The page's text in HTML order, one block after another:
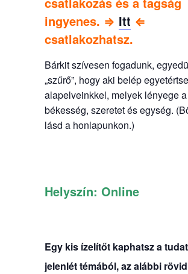
ingyenes. ⇒ Itt ⇐
csatlakozhatsz.
Bárkit szívesen fogadunk,
„szűrő”, hogy aki belép
alapelveinkkel, melyek lényege a
békesség, szeretet és egység.
lásd a honlapunkon.)
Helyszín: Online
Egy kis ízelítőt kaphatsz a
jelenlét témából, az alábbi rövid